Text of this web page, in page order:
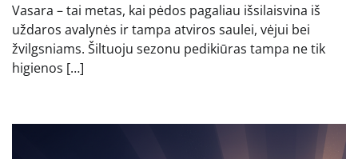
Vasara – tai metas, kai pėdos pagaliau išsilaisvina iš
uždaros avalynės ir tampa atviros saulei, vėjui bei
žvilgsniams. Šiltuoju sezonu pedikiūras tampa ne tik
higienos […]